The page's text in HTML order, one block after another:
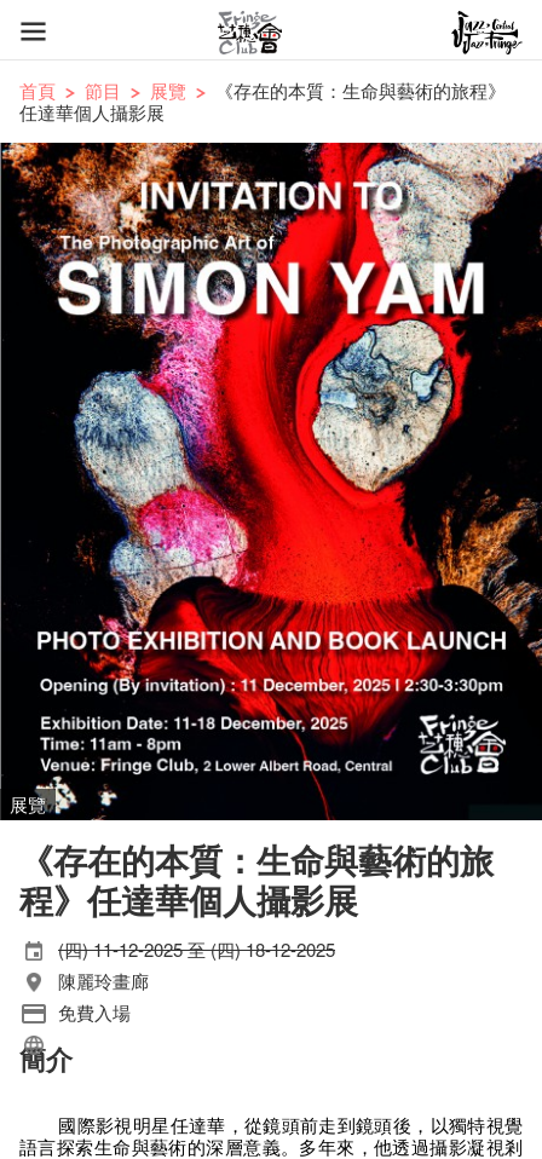
首頁 節目 展覽
《存在的本質：生命與藝術的旅程》
任達華個人攝影展
展覽
《存在的本質：生命與藝術的旅
程》任達華個人攝影展
(四) 11-12-2025 至 (四) 18-12-2025
陳麗玲畫廊
免費入場
簡介
國際影視明星任達華，從鏡頭前走到鏡頭後，以獨特視覺
語言探索生命與藝術的深層意義。多年來，他透過攝影凝視剎